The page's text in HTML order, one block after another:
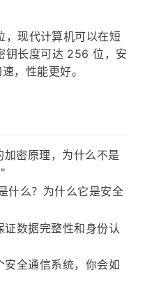
现代计算机可以在短
钥长度可达 256 位，安
，性能更好。
密原理，为什么不是
什么？为什么它是安全
数据完整性和身份认
全通信系统，你会如